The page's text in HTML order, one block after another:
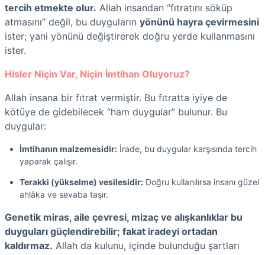
tercih etmekte olur. Allah insandan “fıtratını söküp
atmasını” değil, bu duyguların yönünü hayra çevirmesini
ister; yani yönünü değiştirerek doğru yerde kullanmasını
ister.
Hisler Niçin Var, Niçin İmtihan Oluyoruz?
Allah insana bir fıtrat vermiştir. Bu fıtratta iyiye de
kötüye de gidebilecek “ham duygular” bulunur. Bu
duygular:
İmtihanın malzemesidir: İrade, bu duygular karşısında tercih
yaparak çalışır.
Terakki (yükselme) vesilesidir: Doğru kullanılırsa insanı güzel
ahlâka ve sevaba taşır.
Genetik miras, aile çevresi, mizaç ve alışkanlıklar bu
duyguları güçlendirebilir; fakat iradeyi ortadan
kaldırmaz. Allah da kulunu, içinde bulunduğu şartları